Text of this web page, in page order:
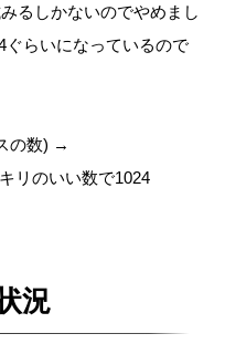
るしかないのでやめまし
ぐらいになっているので
の数) →
リのいい数で1024
況